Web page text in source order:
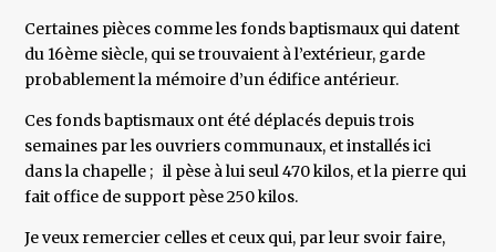
Certaines pièces comme les fonds baptismaux qui datent
du 16ème siècle, qui se trouvaient à l’extérieur, garde
probablement la mémoire d’un édifice antérieur.
Ces fonds baptismaux ont été déplacés depuis trois
semaines par les ouvriers communaux, et installés ici
dans la chapelle ; il pèse à lui seul 470 kilos, et la pierre qui
fait office de support pèse 250 kilos.
Je veux remercier celles et ceux qui, par leur svoir faire,